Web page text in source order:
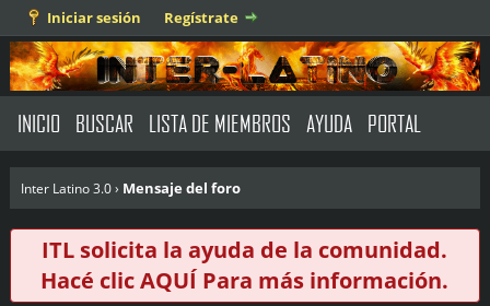
Iniciar sesión Regístrate
INICIO BUSCAR LISTA DE MIEMBROS AYUDA PORTAL
Inter Latino 3.0› Mensaje del foro
ITL solicita la ayuda de la comunidad.
Hacé clicAQUÍ Para más información.